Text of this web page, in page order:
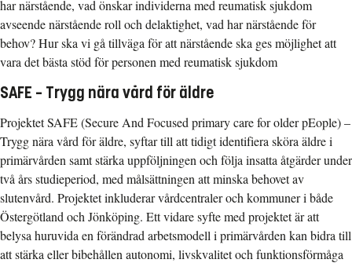
har närstående, vad önskar individerna med reumatisk sjukdom
avseende närstående roll och delaktighet, vad har närstående för
behov? Hur ska vi gå tillväga för att närstående ska ges möjlighet att
vara det bästa stöd för personen med reumatisk sjukdom
SAFE – Trygg nära vård för äldre
Projektet SAFE (Secure And Focused primary care for older pEople) –
Trygg nära vård för äldre, syftar till att tidigt identifiera sköra äldre i
primärvården samt stärka uppföljningen och följa insatta åtgärder under
två års studieperiod, med målsättningen att minska behovet av
slutenvård. Projektet inkluderar vårdcentraler och kommuner i både
Östergötland och Jönköping. Ett vidare syfte med projektet är att
belysa huruvida en förändrad arbetsmodell i primärvården kan bidra till
att stärka eller bibehållen autonomi, livskvalitet och funktionsförmåga